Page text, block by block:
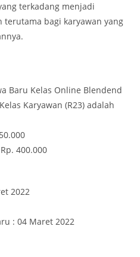
terkadang menjadi
bagi karyawan yang
Baru Kelas Online Blendend
Karyawan (R23) adalah
400.000
2022
: 04 Maret 2022